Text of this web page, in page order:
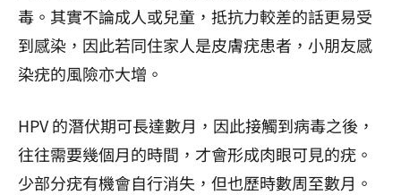
毒。其實不論成人或兒童，抵抗力較差的話更易受
到感染，因此若同住家人是皮膚疣患者，小朋友感
染疣的風險亦大增。
HPV 的潛伏期可長達數月，因此接觸到病毒之後，
往往需要幾個月的時間，才會形成肉眼可見的疣。
少部分疣有機會自行消失，但也歷時數周至數月。